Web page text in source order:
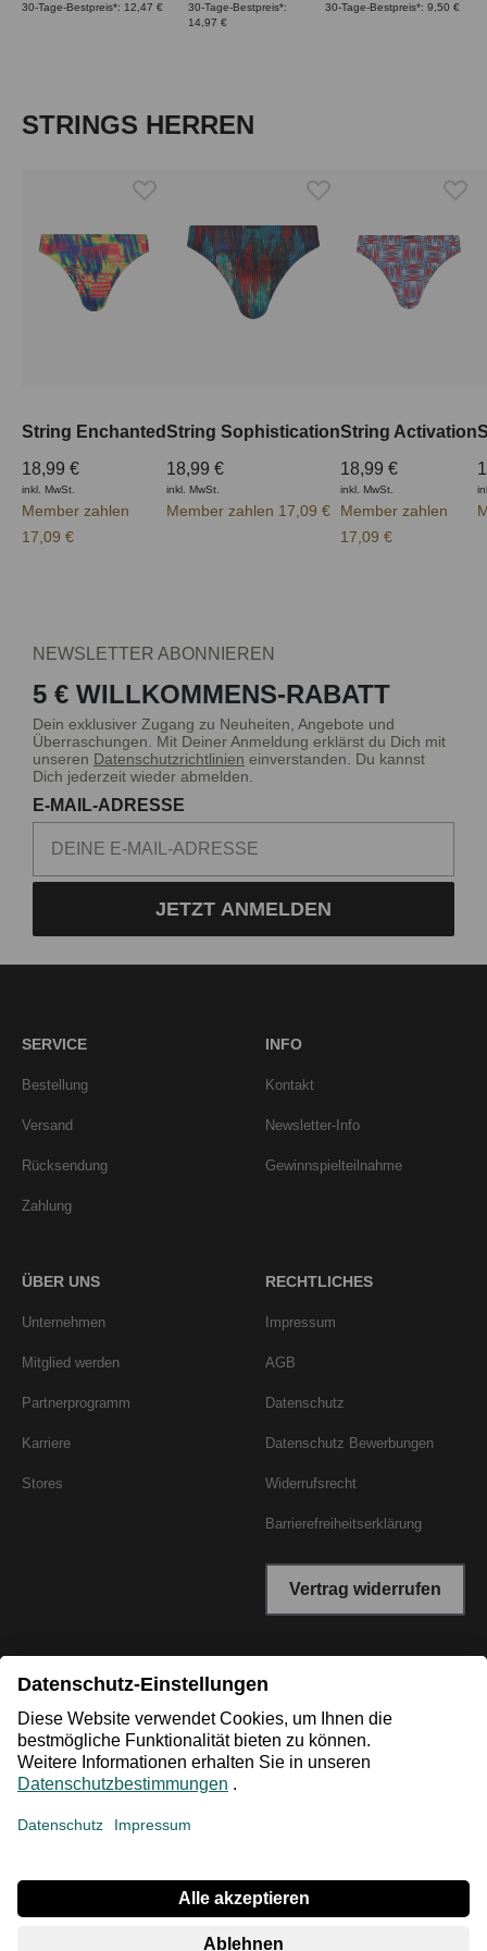
30-Tage-Bestpreis*: 12,47 €
30-Tage-Bestpreis*:
14,97 €
30-Tage-Bestpreis*: 9,50 €
Produktgalerie überspringen
STRINGS HERREN
String Enchanted
18,99 €
inkl. MwSt.
Member zahlen
17,09 €
String Sophistication
18,99 €
inkl. MwSt.
Member zahlen 17,09 €
String Activation
18,99 €
inkl. MwSt.
Member zahlen
17,09 €
NEWSLETTER ABONNIEREN
5 € WILLKOMMENS-RABATT
Dein exklusiver Zugang zu Neuheiten, Angebote und
Überraschungen. Mit Deiner Anmeldung erklärst du Dich mit
unseren Datenschutzrichtlinien einverstanden. Du kannst
Dich jederzeit wieder abmelden.
E-MAIL-ADRESSE
JETZT ANMELDEN
SERVICE
Bestellung
Versand
Rücksendung
Zahlung
INFO
Kontakt
Newsletter-Info
Gewinnspielteilnahme
ÜBER UNS
Unternehmen
Mitglied werden
Partnerprogramm
Karriere
Stores
RECHTLICHES
Impressum
AGB
Datenschutz
Datenschutz Bewerbungen
Widerrufsrecht
Barrierefreiheitserklärung
Vertrag widerrufen
*Niedrigster Gesamtpreis der letzten 30 Tage vor der